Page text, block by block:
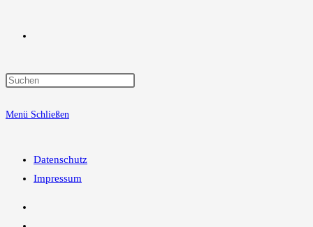
Suche
Menü Schließen
Datenschutz
Impressum